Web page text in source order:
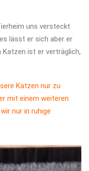
uns versteckt
lässt er sich aber er
Katzen ist er verträglich,
Katzen nur zu
mit einem weiteren
nur in ruhige